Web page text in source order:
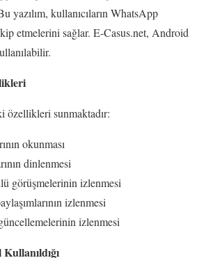
yazılım, kullanıcıların WhatsApp
etmelerini sağlar. E-Casus.net, Android
özellikleri sunmaktadır:
okunması
dinlenmesi
görüşmelerinin izlenmesi
izlenmesi
izlenmesi